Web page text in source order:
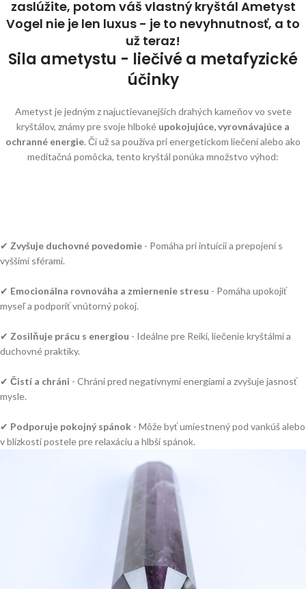
zaslúžite, potom váš vlastný kryštál Ametyst
Vogel nie je len luxus - je to nevyhnutnosť, a to
už teraz!
Sila ametystu - liečivé a metafyzické
účinky
Ametyst je jedným z najuctievanejších drahých kameňov vo svete
kryštálov, známy pre svoje hlboké upokojujúce, vyrovnávajúce a
ochranné energie. Či už sa používa pri energetickom liečení alebo ako
meditačná pomôcka, tento kryštál ponúka množstvo výhod:
✔ Zvyšuje duchovné povedomie - Pomáha pri intuícii a prepojení s
vyššími sférami.
✔ Emocionálna rovnováha a zmiernenie stresu - Pomáha upokojiť
myseľ a podporiť vnútorný pokoj.
✔ Zosilňuje prácu s energiou - Ideálne pre Reiki, liečenie kryštálmi a
duchovné praktiky.
✔ Čistí a chráni - Chráni pred negatívnymi energiami a zvyšuje jasnosť
mysle.
✔ Podporuje pokojný spánok - Môže byť umiestnený pod vankúš alebo
v blízkosti postele pre relaxáciu a hlbší spánok.